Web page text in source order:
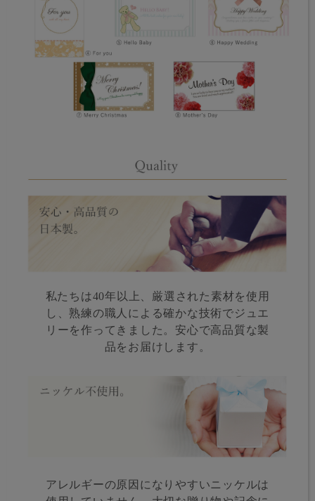
私たちは40年以上、厳選された素材を使用
し、熟練の職人による確かな技術でジュエ
リーを作ってきました。安心で高品質な製
品をお届けします。
アレルギーの原因になりやすいニッケルは